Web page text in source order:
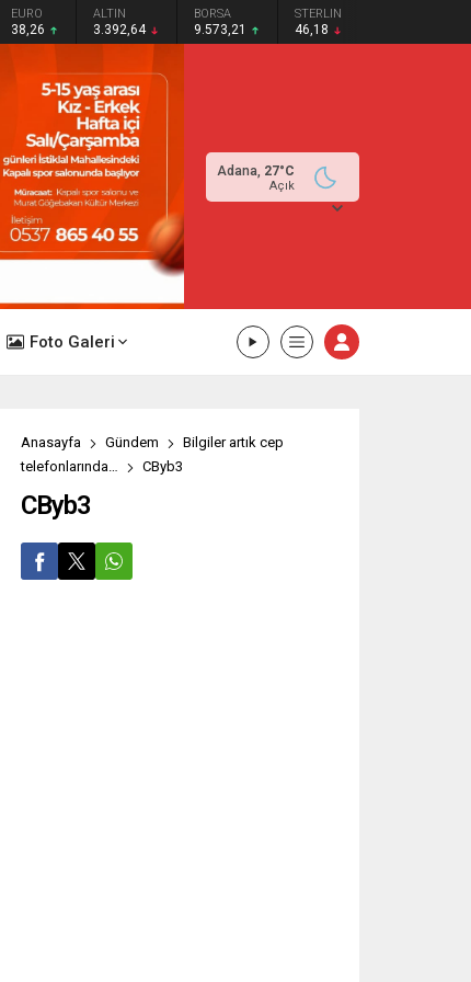
EURO
38,26
ALTIN
3.392,64
BORSA
9.573,21
STERLIN
46,18
Adana, 27°C
Açık
Foto Galeri
Anasayfa Gündem
Bilgiler artık cep
telefonlarında…
CByb3
CByb3